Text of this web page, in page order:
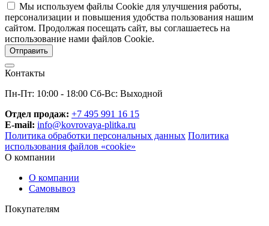
Мы используем файлы Cookie для улучшения работы,
персонализации и повышения удобства пользования нашим
сайтом. Продолжая посещать сайт, вы соглашаетесь на
использование нами файлов Cookie.
Контакты
Пн-Пт: 10:00 - 18:00 Сб-Вс: Выходной
Отдел продаж: +7 495 991 16 15
E-mail: info@kovrovaya-plitka.ru
Политика обработки персональных данных Политика
использования файлов «cookie»
О компании
О компании
Самовывоз
Покупателям